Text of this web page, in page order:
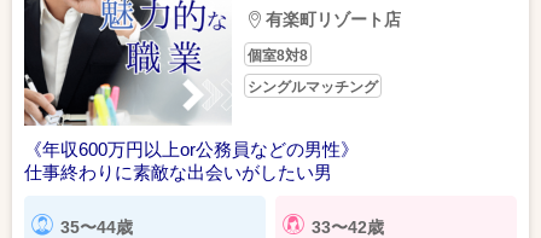
有楽町リゾート店
個室8対8
シングルマッチング
《年収600万円以上or公務員などの男性》
仕事終わりに素敵な出会いがしたい男
35〜44歳 33〜42歳